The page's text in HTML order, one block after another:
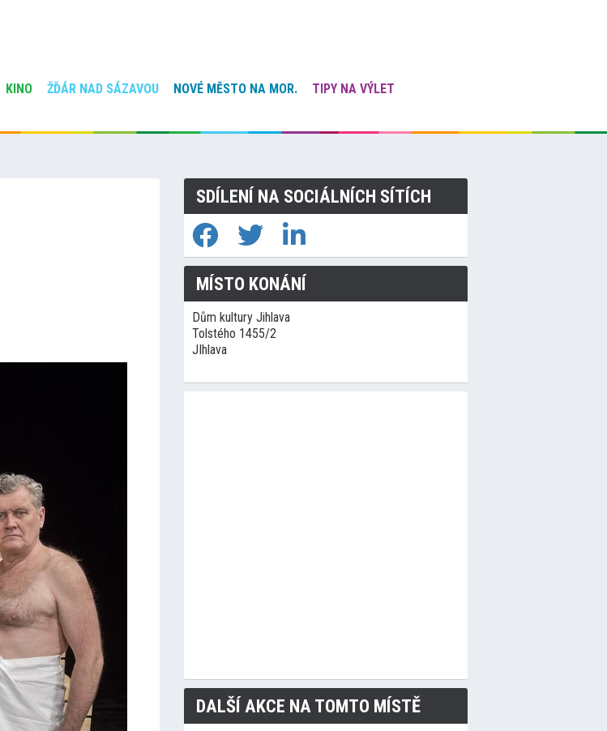
KINO ŽĎÁR NAD SÁZAVOU NOVÉ MĚSTO NA MOR.
TIPY NA VÝLET
SDÍLENÍ NA SOCIÁLNÍCH SÍTÍCH
MÍSTO KONÁNÍ
Dům kultury Jihlava
Tolstého 1455/2
JIhlava
DALŠÍ AKCE NA TOMTO MÍSTĚ